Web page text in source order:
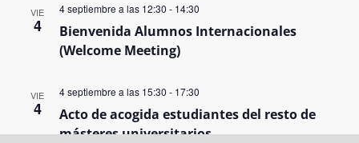
VIE
4
Bienvenida Alumnos Internacionales
(Welcome Meeting)
4 septiembre a las 12:30 - 14:30
VIE
4
Acto de acogida estudiantes del resto de
másteres universitarios
4 septiembre a las 15:30 - 17:30